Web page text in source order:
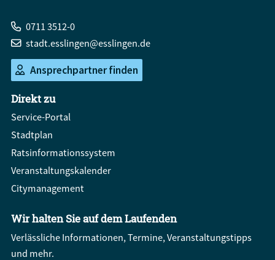
0711 3512-0
stadt.esslingen@esslingen.de
Ansprechpartner finden
Direkt zu
Service-Portal
Stadtplan
Ratsinformationssystem
Veranstaltungskalender
Citymanagement
Wir halten Sie auf dem Laufenden
Verlässliche Informationen, Termine, Veranstaltungstipps
und mehr.